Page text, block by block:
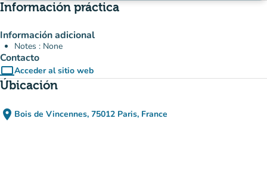
Información práctica
Información adicional
Notes : None
Contacto
computerAcceder al sitio web
(nueva pestaña)
Úbicación
place Bois de Vincennes, 75012 Paris, France
(abrir en Google Maps)
(nueva pestaña)